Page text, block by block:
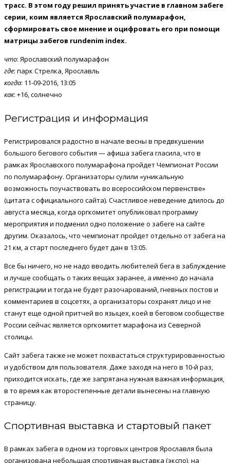
трасс. В этом году решил принять участие в главном забеге
серии, коим является Ярославский полумарафон,
сформировать свое мнение и оцифровать его при помощи
матрицы забегов rundenim index.
что: Ярославский полумарафон
где: парк Стрелка, Ярославль
когда: 11-09-2016, 13:05
как: +16, солнечно
Регистрация и информация
Регистрировался радостно в начале весны в предвкушении
большого бегового события — афиша забега гласила, что в
рамках Ярославского полумарафона пройдет Чемпионат России
по полумарафону. Организаторы сулили «уникальную
возможность поучаствовать во всероссийском первенстве»
(цитата с официального сайта). Счастливое неведение длилось до
августа месяца, когда оргкомитет опубликовал программу
мероприятия и подменил одно положение о забеге на сайте
другим. Оказалось, что чемпионат пройдет отдельно от забега на
21 км, а старт последнего будет дан в 13:05.
Все бы ничего, но не надо вводить любителей бега в заблуждение
и лучше сообщать о таких вещах заранее, а именно до начала
регистрации и тогда не будет разочарований, гневных постов и
комментариев в соцсетях, а организаторы сохранят лицо и не
станут еще одной притчей во языцех, коей в беговом сообществе
России сейчас является оргкомитет марафона из Северной
столицы.
Сайт забега также не может похвастаться структурированностью
и удобством для пользователя. Даже заходя на него в 10-й раз,
приходится искать, где же запрятана нужная важная информация,
в то время как второстепенные детали вынесены на главную
страницу.
Спортивная выставка и стартовый пакет
В рамках забега в одном из торговых центров Ярославля была
организована небольшая спортивная выставка (экспо), на